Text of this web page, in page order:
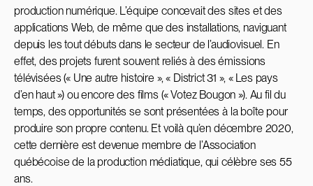
production numérique. L’équipe concevait des sites et des
applications Web, de même que des installations, naviguant
depuis les tout débuts dans le secteur de l’audiovisuel. En
effet, des projets furent souvent reliés à des émissions
télévisées (« Une autre histoire », « District 31 », « Les pays
d’en haut ») ou encore des films (« Votez Bougon »). Au fil du
temps, des opportunités se sont présentées à la boîte pour
produire son propre contenu. Et voilà qu’en décembre 2020,
cette dernière est devenue membre de l’Association
québécoise de la production médiatique, qui célèbre ses 55
ans.